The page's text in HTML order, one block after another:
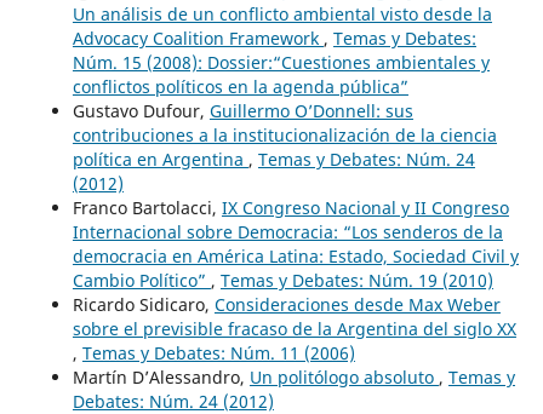
Un análisis de un conflicto ambiental visto desde la
Advocacy Coalition Framework , Temas y Debates:
Núm. 15 (2008): Dossier:“Cuestiones ambientales y
conflictos políticos en la agenda pública”
Gustavo Dufour, Guillermo O’Donnell: sus
contribuciones a la institucionalización de la ciencia
política en Argentina , Temas y Debates: Núm. 24
(2012)
Franco Bartolacci, IX Congreso Nacional y II Congreso
Internacional sobre Democracia: “Los senderos de la
democracia en América Latina: Estado, Sociedad Civil y
Cambio Político” , Temas y Debates: Núm. 19 (2010)
Ricardo Sidicaro, Consideraciones desde Max Weber
sobre el previsible fracaso de la Argentina del siglo XX
, Temas y Debates: Núm. 11 (2006)
Martín D’Alessandro, Un politólogo absoluto , Temas y
Debates: Núm. 24 (2012)